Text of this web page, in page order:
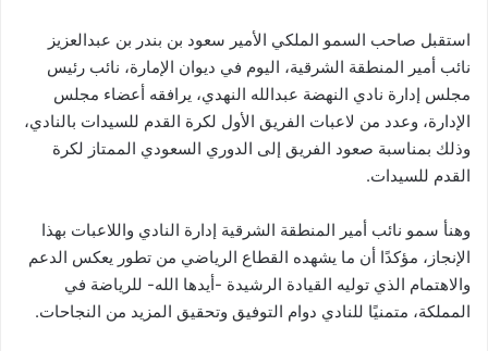
استقبل صاحب السمو الملكي الأمير سعود بن بندر بن عبدالعزيز
نائب أمير المنطقة الشرقية، اليوم في ديوان الإمارة، نائب رئيس
مجلس إدارة نادي النهضة عبدالله النهدي، يرافقه أعضاء مجلس
الإدارة، وعدد من لاعبات الفريق الأول لكرة القدم للسيدات بالنادي،
وذلك بمناسبة صعود الفريق إلى الدوري السعودي الممتاز لكرة
القدم للسيدات.
وهنأ سمو نائب أمير المنطقة الشرقية إدارة النادي واللاعبات بهذا
الإنجاز، مؤكدًا أن ما يشهده القطاع الرياضي من تطور يعكس الدعم
والاهتمام الذي توليه القيادة الرشيدة -أيدها الله- للرياضة في
المملكة، متمنيًا للنادي دوام التوفيق وتحقيق المزيد من النجاحات.